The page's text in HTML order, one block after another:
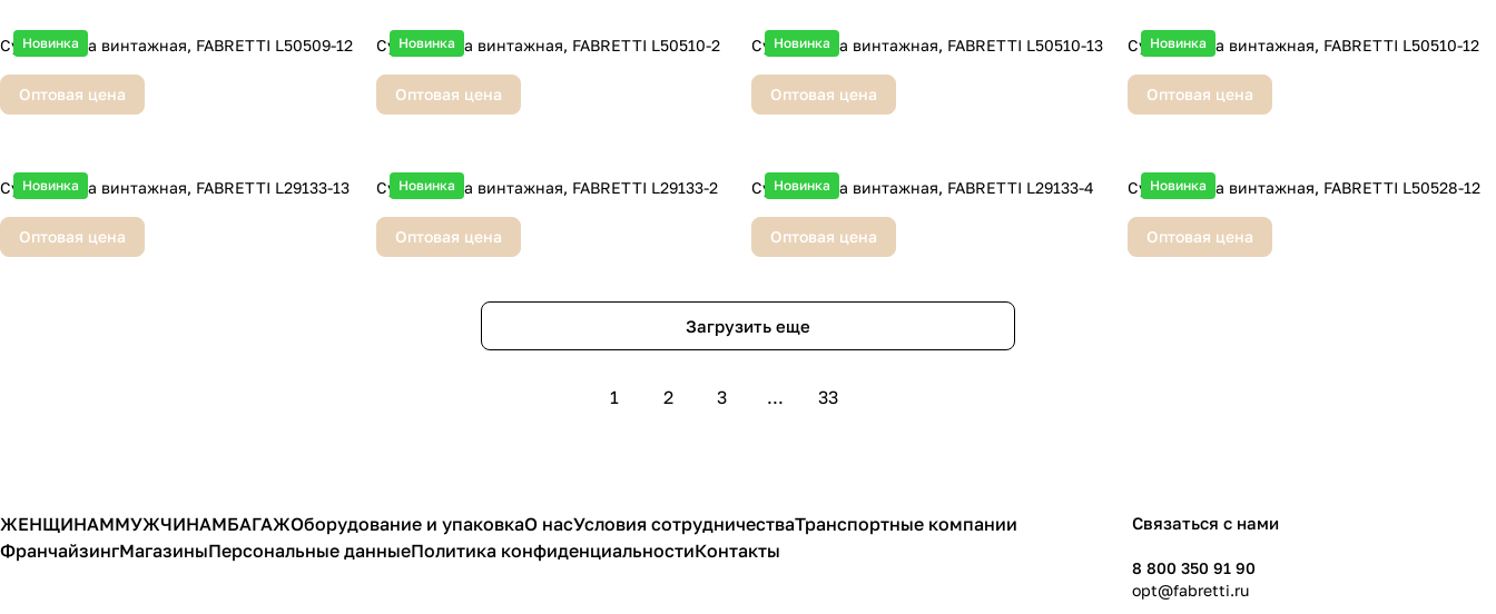
Новинка
Сумка, кожа винтажная, FABRETTI L50509-12
Оптовая цена
Новинка
Сумка, кожа винтажная, FABRETTI L50510-2
Оптовая цена
Новинка
Сумка, кожа винтажная, FABRETTI L50510-13
Оптовая цена
Новинка
Сумка, кожа винтажная, FABRETTI L50510-12
Оптовая цена
Новинка
Сумка, кожа винтажная, FABRETTI L29133-13
Оптовая цена
Новинка
Сумка, кожа винтажная, FABRETTI L29133-2
Оптовая цена
Новинка
Сумка, кожа винтажная, FABRETTI L29133-4
Оптовая цена
Новинка
Сумка, кожа винтажная, FABRETTI L50528-12
Оптовая цена
Загрузить еще
1 2 3 ... 33
ЖЕНЩИНАММУЖЧИНАМБАГАЖОборудование и упаковкаО насУсловия сотрудничестваТранспортные компании
ФранчайзингМагазиныПерсональные данныеПолитика конфиденциальностиКонтакты
Связаться с нами
8 800 350 91 90
opt@fabretti.ru